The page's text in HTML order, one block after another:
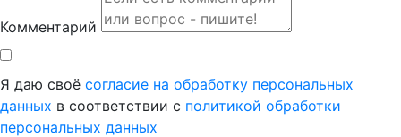
Комментарий
Я даю своё согласие на обработку персональных
данных в соответствии с политикой обработки
персональных данных